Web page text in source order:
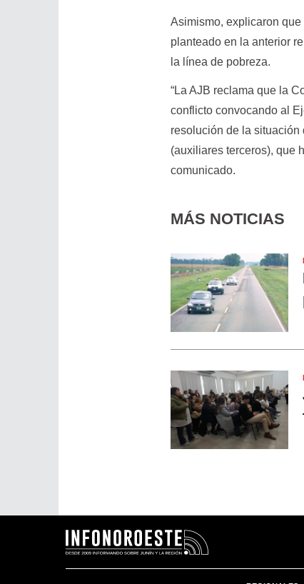
Asimismo, explicaron
planteado en la anterior
la línea de pobreza.
“La AJB reclama que la
conflicto convocando al
resolución de la situación
(auxiliares terceros), que
comunicado.
MÁS NOTICIAS